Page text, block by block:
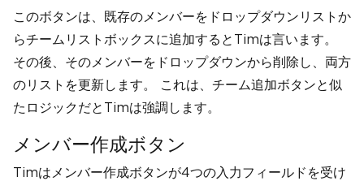
このボタンは、既存のメンバーをドロップダウンリストか
らチームリストボックスに追加するとTimは言います。
その後、そのメンバーをドロップダウンから削除し、両方
のリストを更新します。 これは、チーム追加ボタンと似
たロジックだとTimは強調します。
メンバー作成ボタン
Timはメンバー作成ボタンが4つの入力フィールドを受け